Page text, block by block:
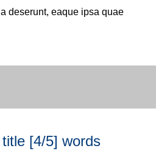
deserunt, eaque ipsa quae
[4/5] words